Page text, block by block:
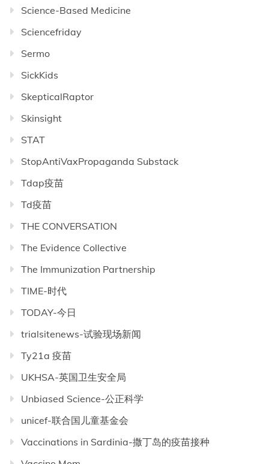
Science-Based Medicine
Sciencefriday
Sermo
SickKids
SkepticalRaptor
Skinsight
STAT
StopAntiVaxPropaganda Substack
Tdap疫苗
Td疫苗
THE CONVERSATION
The Evidence Collective
The Immunization Partnership
TIME-时代
TODAY-今日
trialsitenews-试验现场新闻
Ty21a 疫苗
UKHSA-英国卫生安全局
Unbiased Science-公正科学
unicef-联合国儿童基金会
Vaccinations in Sardinia-撒丁岛的疫苗接种